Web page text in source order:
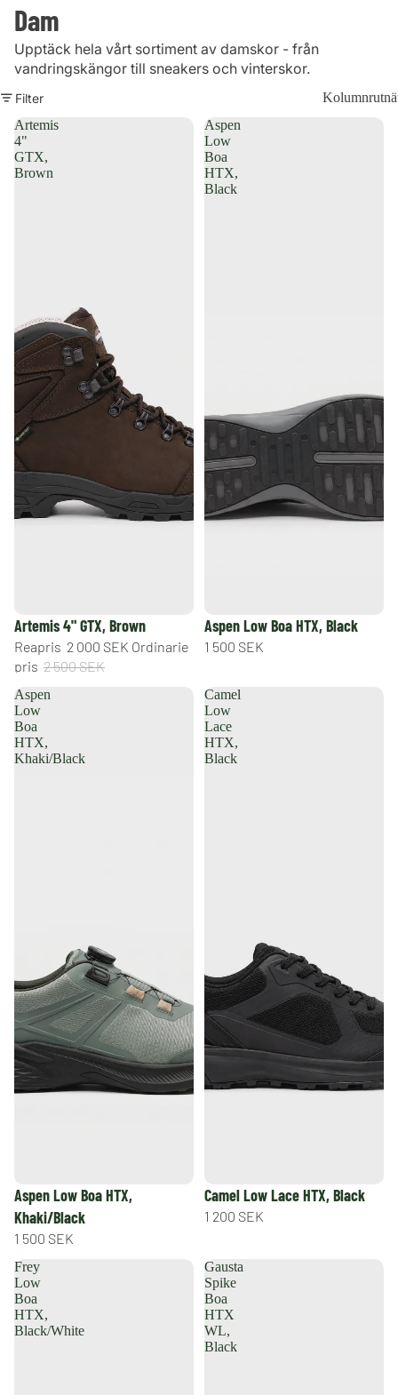
Dam
Upptäck hela vårt sortiment av damskor - från
vandringskängor till sneakers och vinterskor.
Filter
Artemis
4"
GTX,
Brown
REA
Artemis 4" GTX, Brown
Reapris 2 000 SEK Ordinarie
pris 2 500 SEK
Aspen
Low
Boa
HTX,
Black
Aspen Low Boa HTX, Black
1 500 SEK
Aspen
Low
Boa
HTX,
Khaki/Black
Aspen Low Boa HTX,
Khaki/Black
1 500 SEK
Camel
Low
Lace
HTX,
Black
Camel Low Lace HTX, Black
1 200 SEK
Frey
Low
Boa
HTX,
Black/White
Gausta
Spike
Boa
HTX
WL,
Black